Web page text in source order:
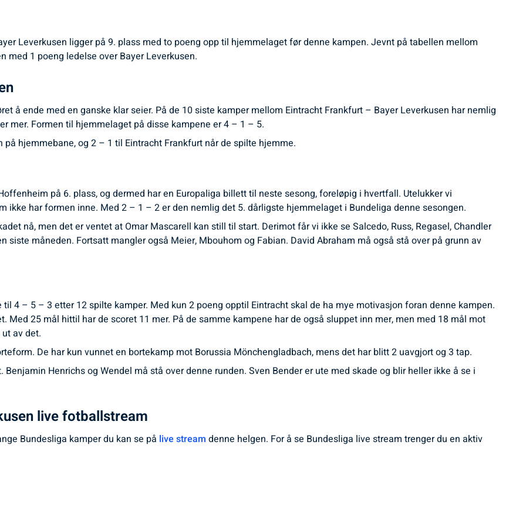
Leverkusen ligger på 9. plass med to poeng opp til hjemmelaget før denne kampen. Jevnt på tabellen mellom
med 1 poeng ledelse over Bayer Leverkusen.
å ende med en ganske klar seier. På de 10 siste kamper mellom Eintracht Frankfurt – Bayer Leverkusen har nemlig
mer. Formen til hjemmelaget på disse kampene er 4 – 1 – 5.
hjemmebane, og 2 – 1 til Eintracht Frankfurt når de spilte hjemme.
på 6. plass, og dermed har en Europaliga billett til neste sesong, foreløpig i hvertfall. Utelukker vi
ikke har formen inne. Med 2 – 1 – 2 er den nemlig det 5. dårligste hjemmelaget i Bundeliga denne sesongen.
nå, men det er ventet at Omar Mascarell kan still til start. Derimot får vi ikke se Salcedo, Russ, Regasel, Chandler
siste måneden. Fortsatt mangler også Meier, Mbouhom og Fabian. David Abraham må også stå over på grunn av
4 – 5 – 3 etter 12 spilte kamper. Med kun 2 poeng opptil Eintracht skal de ha mye motivasjon foran denne kampen.
Med 25 mål hittil har de scoret 11 mer. På de samme kampene har de også sluppet inn mer, men med 18 mål mot
av det.
De har kun vunnet en bortekamp mot Borussia Mönchengladbach, mens det har blitt 2 uavgjort og 3 tap.
Henrichs og Wendel må stå over denne runden. Sven Bender er ute med skade og blir heller ikke å se i
live fotballstream
Bundesliga kamper du kan se på live stream denne helgen. For å se Bundesliga live stream trenger du en aktiv